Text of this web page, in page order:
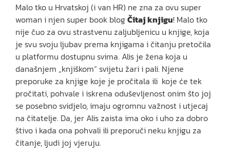
Malo tko u Hrvatskoj (i van HR) ne zna za ovu super
woman i njen super book blogČitaj knjigu! Malo tko
nije čuo za ovu strastvenu zaljubljenicu u knjige, koja
je svu svoju ljubav prema knjigama i čitanju pretočila
u platformu dostupnu svima. Alis je žena koja u
današnjem „knjiškom“ svijetu žari i pali. Njene
preporuke za knjige koje je pročitala ili koje će tek
pročitati, pohvale i iskrena oduševljenost onim što joj
se posebno svidjelo, imaju ogromnu važnost i utjecaj
na čitatelje. Da, jer Alis zaista ima oko i uho za dobro
štivo i kada ona pohvali ili preporuči neku knjigu za
čitanje, ljudi joj vjeruju.